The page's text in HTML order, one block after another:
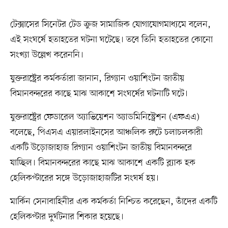
টেক্সাসের সিনেটর টেড ক্রুজ সামাজিক যোগাযোগমাধ্যমে বলেন,
এই সংঘর্ষে হতাহতের ঘটনা ঘটেছে। তবে তিনি হতাহতের কোনো
সংখ্যা উল্লেখ করেননি।
যুক্তরাষ্ট্রের কর্মকর্তারা জানান, রিগ্যান ওয়াশিংটন জাতীয়
বিমানবন্দরের কাছে মাঝ আকাশে সংঘর্ষের ঘটনাটি ঘটে।
যুক্তরাষ্ট্রের ফেডারেল অ্যাভিয়েশন অ্যাডমিনিস্ট্রেশন (এফএএ)
বলেছে, পিএসএ এয়ারলাইনসের আঞ্চলিক রুটে চলাচলকারী
একটি উড়োজাহাজ রিগ্যান ওয়াশিংটন জাতীয় বিমানবন্দরে
যাচ্ছিল। বিমানবন্দরের কাছে মাঝ আকাশে একটি ব্ল্যাক হক
হেলিকপ্টারের সঙ্গে উড়োজাহাজটির সংঘর্ষ হয়।
মার্কিন সেনাবাহিনীর এক কর্মকর্তা নিশ্চিত করেছেন, তাঁদের একটি
হেলিকপ্টার দুর্ঘটনার শিকার হয়েছে।